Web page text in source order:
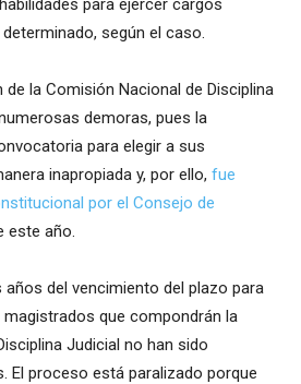
para ejercer cargos
según el caso.
la Comisión Nacional de Disciplina
demoras, pues la
para elegir a sus
inapropiada y, por ello, fue
por el Consejo de
este año.
del vencimiento del plazo para
que compondrán la
Judicial no han sido
El proceso está paralizado porque